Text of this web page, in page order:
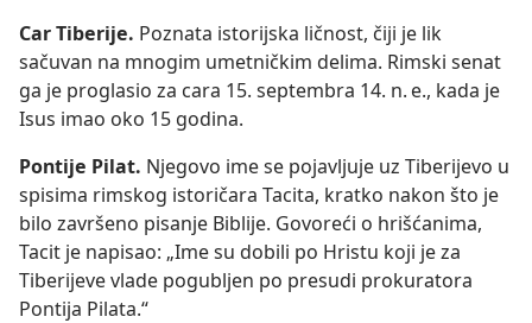
Car Tiberije. Poznata istorijska ličnost, čiji je lik
sačuvan na mnogim umetničkim delima. Rimski senat
ga je proglasio za cara 15. septembra 14. n. e., kada je
Isus imao oko 15 godina.
Pontije Pilat. Njegovo ime se pojavljuje uz Tiberijevo u
spisima rimskog istoričara Tacita, kratko nakon što je
bilo završeno pisanje Biblije. Govoreći o hrišćanima,
Tacit je napisao: „Ime su dobili po Hristu koji je za
Tiberijeve vlade pogubljen po presudi prokuratora
Pontija Pilata.“